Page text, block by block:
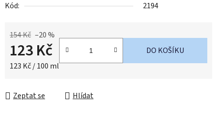
Kód:
2194
154 Kč –20 %
123 Kč
Měrná cena:
123 Kč / 100 ml
DO KOŠÍKU
Zeptat se Hlídat